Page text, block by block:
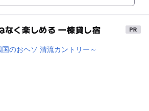
なく楽しめる 一棟貸し宿